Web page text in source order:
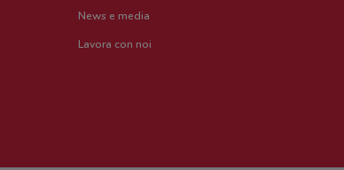
News e media
Lavora con noi